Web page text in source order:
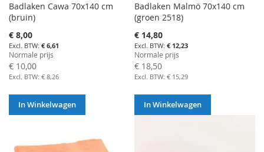
Badlaken Cawa 70x140 cm
(bruin)
Aanbiedingsprijs
€ 8,00
€ 6,61
Normale prijs
€ 10,00
€ 8,26
In Winkelwagen
Badlaken Malmö 70x140 cm
(groen 2518)
Aanbiedingsprijs
€ 14,80
€ 12,23
Normale prijs
€ 18,50
€ 15,29
In Winkelwagen